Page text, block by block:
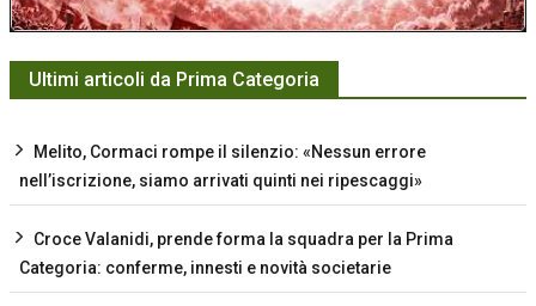
Ultimi articoli da Prima Categoria
Melito, Cormaci rompe il silenzio: «Nessun errore
nell’iscrizione, siamo arrivati quinti nei ripescaggi»
Croce Valanidi, prende forma la squadra per la Prima
Categoria: conferme, innesti e novità societarie